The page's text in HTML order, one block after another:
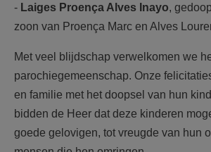
- Laiges Proença Alves Inayo,
zoon van Proença Marc en Alves
Met veel blijdschap verwelkomen we
parochiegemeenschap. Onze
en familie met het doopsel van hun
bidden de Heer dat deze kinderen
goede gelovigen, tot vreugde van hun